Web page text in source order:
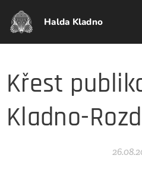
Halda Kladno
Křest
Kladno-